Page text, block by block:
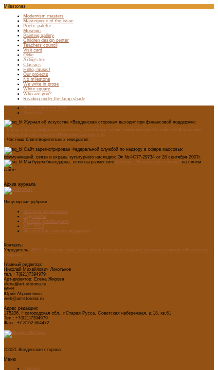
Milestones
Modernism masters
Masterpiece of the issue
Poetic palette
Museum
Painting gallery
Children design center
Teachers council
Visit card
Oldie
A dog’s life
Classics
Hello, music!
Our projects
No milestone
We write in prose
White square
Who are you?
Reading under the lamp shade
Лента новостей RSS
Vkontakte
Журнал об искусстве «Введенская сторона» выходит при финансовой поддержке:
- Министерства цифрового развития, связи и массовых коммуникаций Российской Федерации
- Министерство культуры Новгородской области
- Частных благотворительных инициатив
Сайт зарегистрирован Федеральной службой по надзору в сфере массовых
коммуникаций, связи и охраны культурного наследия: Эл №ФС77-29734 от 28 сентября 2007г.
Мы будем благодарны, если вы разместите баннеры "Введенской стороны" на своем
сайте.
Архив журнала
Популярные рубрики
Мастера модернизма
Педсоветы
Детский дизайн-центр
ART WEB
Мастерская главного редактора
Контакты
Учредитель: АНО «Старорусский Центр интеллектуально-художественного развития «Введенская
сторона»
Главный редактор:
Николай Михайлович Локотьков
тел. +7(921)7394979
Арт-директор: Елена Жирова
elena@art-storona.ru
WEB:
Юрий Абраменков
web@art-storona.ru
Адрес редакции:
175206, Новгородская обл., г.Старая Русса, Советская набережная, д.18, кв.61
Тел.: +7(921)7394979
Факс: +7 8162 664472
©2021 Введенская сторона
Меню
Главная